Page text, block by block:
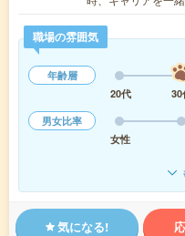
職場の雰囲気
年齢層
20代
30
男女比率
女性
気になる!